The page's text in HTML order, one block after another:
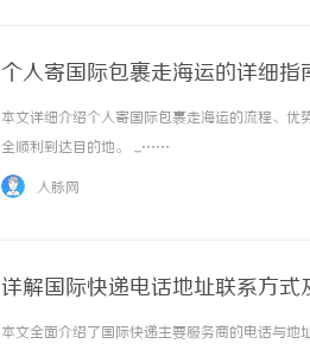
个人寄国际包裹走海运的详细指
本文详细介绍个人寄国际包裹走海运的流程、
全顺利到达目的地。 ...……
人脉网
详解国际快递电话地址联系方式
本文全面介绍了国际快递主要服务商的电话与